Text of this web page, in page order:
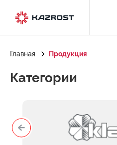
Главная Продукция
Категории